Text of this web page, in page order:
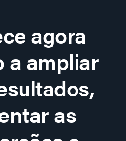
agora
a ampliar
as